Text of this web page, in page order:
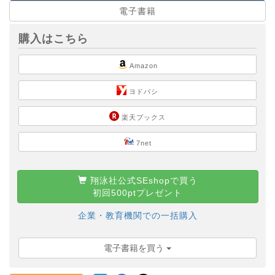
電子書籍
購入はこちら
Amazon
ヨドバシ
楽天ブックス
7net
翔泳社公式SEshopで買う
初回500ptプレゼント
企業・教育機関での一括購入
電子書籍を買う